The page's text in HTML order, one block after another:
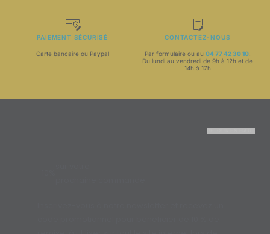
PAIEMENT SÉCURISÉ
Carte bancaire ou Paypal
CONTACTEZ-NOUS
Par formulaire ou au 04 77 42 30 10.
Du lundi au vendredi de 9h à 12h et de
14h à 17h